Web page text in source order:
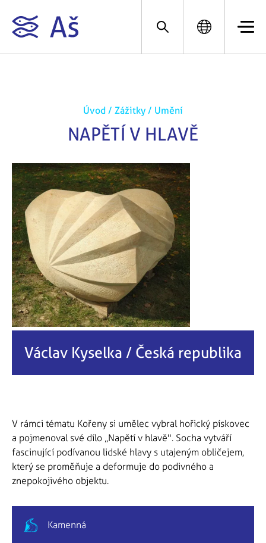
Úvod / Zážitky / Umění
NAPĚTÍ V HLAVĚ
Václav Kyselka / Česká republika
V rámci tématu Kořeny si umělec vybral hořický pískovec
a pojmenoval své dílo „Napětí v hlavě". Socha vytváří
fascinující podívanou lidské hlavy s utajeným obličejem,
který se proměňuje a deformuje do podivného a
znepokojivého objektu.
Kamenná